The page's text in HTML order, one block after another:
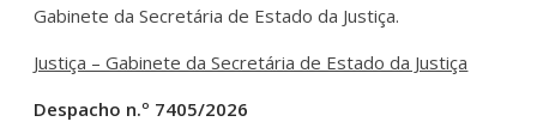
Gabinete da Secretária de Estado da Justiça.
Justiça – Gabinete da Secretária de Estado da Justiça
Despacho n.º 7405/2026